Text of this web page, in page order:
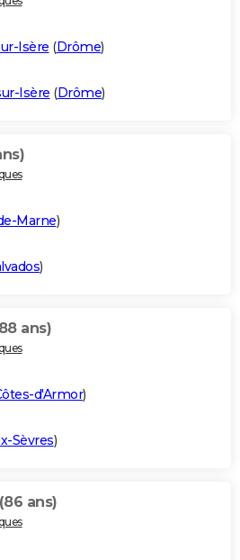
Isère (Drôme)
Isère (Drôme)
Marne)
)
ans)
d'Armor)
Sèvres)
(86 ans)